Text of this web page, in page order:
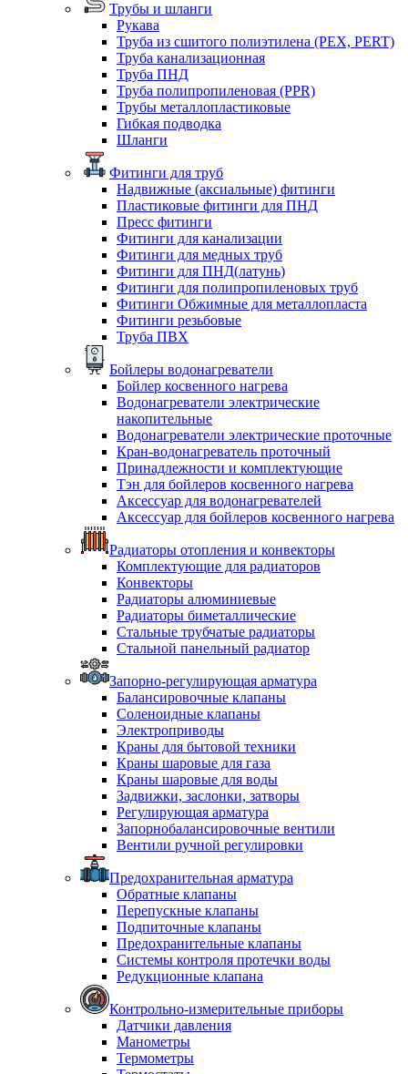
Трубы и шланги
Рукава
Труба из сшитого полиэтилена (PEX, PERT)
Труба канализационная
Труба ПНД
Труба полипропиленовая (PPR)
Трубы металлопластиковые
Гибкая подводка
Шланги
Фитинги для труб
Надвижные (аксиальные) фитинги
Пластиковые фитинги для ПНД
Пресс фитинги
Фитинги для канализации
Фитинги для медных труб
Фитинги для ПНД(латунь)
Фитинги для полипропиленовых труб
Фитинги Обжимные для металлопласта
Фитинги резьбовые
Труба ПВХ
Бойлеры водонагреватели
Бойлер косвенного нагрева
Водонагреватели электрические
накопительные
Водонагреватели электрические проточные
Кран-водонагреватель проточный
Принадлежности и комплектующие
Тэн для бойлеров косвенного нагрева
Аксессуар для водонагревателей
Аксессуар для бойлеров косвенного нагрева
Радиаторы отопления и конвекторы
Комплектующие для радиаторов
Конвекторы
Радиаторы алюминиевые
Радиаторы биметаллические
Стальные трубчатые радиаторы
Стальной панельный радиатор
Запорно-регулирующая арматура
Балансировочные клапаны
Соленоидные клапаны
Электроприводы
Краны для бытовой техники
Краны шаровые для газа
Краны шаровые для воды
Задвижки, заслонки, затворы
Регулирующая арматура
Запорнобалансировочные вентили
Вентили ручной регулировки
Предохранительная арматура
Обратные клапаны
Перепускные клапаны
Подпиточные клапаны
Предохранительные клапаны
Системы контроля протечки воды
Редукционные клапана
Контрольно-измерительные приборы
Датчики давления
Манометры
Термометры